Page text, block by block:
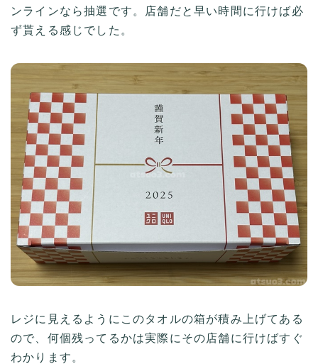
ンラインなら抽選です。店舗だと早い時間に行けば必
ず貰える感じでした。
レジに見えるようにこのタオルの箱が積み上げてある
ので、何個残ってるかは実際にその店舗に行けばすぐ
わかります。